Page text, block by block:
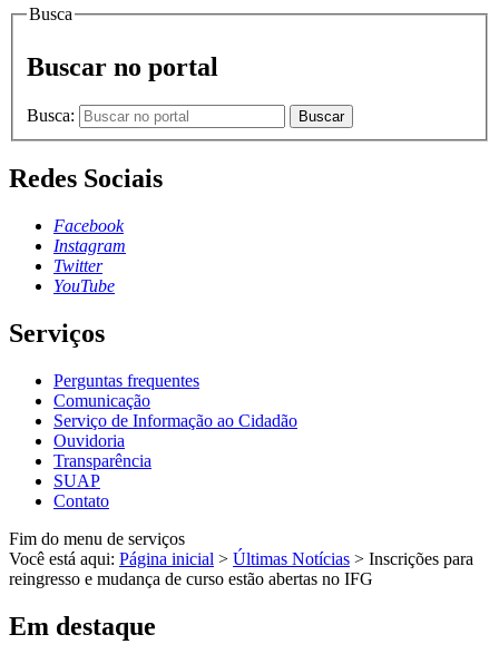
Busca
Buscar no portal
Busca: Buscar
Redes Sociais
Facebook
Instagram
Twitter
YouTube
Serviços
Perguntas frequentes
Comunicação
Serviço de Informação ao Cidadão
Ouvidoria
Transparência
SUAP
Contato
Fim do menu de serviços
Você está aqui: Página inicial > Últimas Notícias > Inscrições para
reingresso e mudança de curso estão abertas no IFG
Em destaque